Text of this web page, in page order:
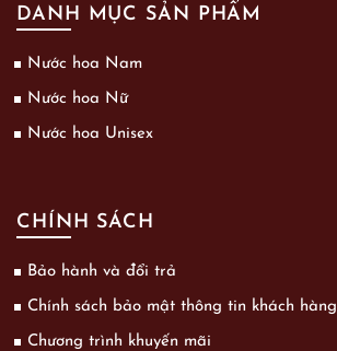
DANH MỤC SẢN PHẨM
Nước hoa Nam
Nước hoa Nữ
Nước hoa Unisex
CHÍNH SÁCH
Bảo hành và đổi trả
Chính sách bảo mật thông tin khách hàng
Chương trình khuyến mãi